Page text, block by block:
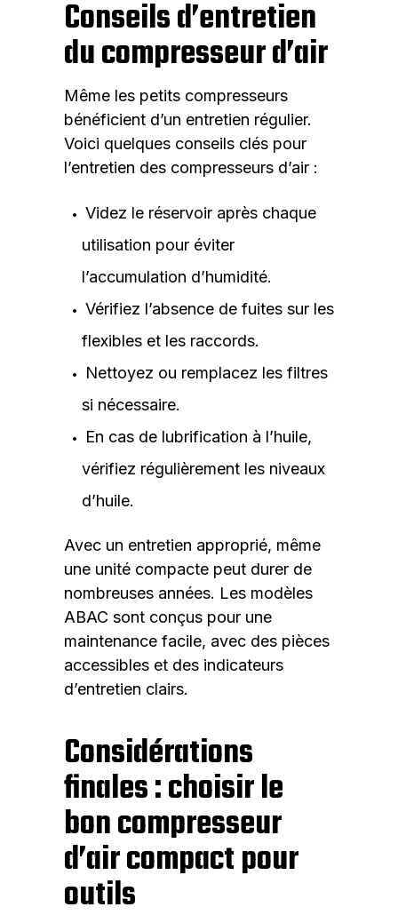
Conseils d’entretien
du compresseur d’air
Même les petits compresseurs
bénéficient d’un entretien régulier.
Voici quelques conseils clés pour
l’entretien des compresseurs d’air :
Videz le réservoir après chaque
utilisation pour éviter
l’accumulation d’humidité.
Vérifiez l’absence de fuites sur les
flexibles et les raccords.
Nettoyez ou remplacez les filtres
si nécessaire.
En cas de lubrification à l’huile,
vérifiez régulièrement les niveaux
d’huile.
Avec un entretien approprié, même
une unité compacte peut durer de
nombreuses années. Les modèles
ABAC sont conçus pour une
maintenance facile, avec des pièces
accessibles et des indicateurs
d’entretien clairs.
Considérations
finales : choisir le
bon compresseur
d’air compact pour
outils